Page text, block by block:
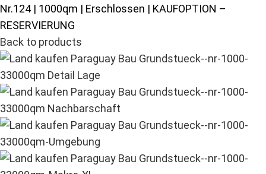
Nr.124 | 1000qm | Erschlossen | KAUFOPTION –
RESERVIERUNG
Back to products